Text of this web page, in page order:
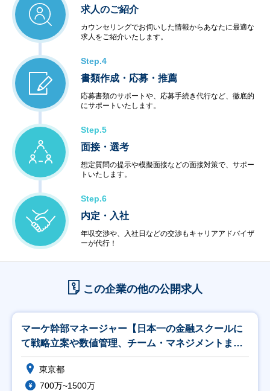
求人のご紹介
カウンセリングでお伺いした情報からあなたに最適な
求人をご紹介いたします。
Step.4
書類作成・応募・推薦
応募書類のサポートや、応募手続き代行など、徹底的
にサポートいたします。
Step.5
面接・選考
想定質問の提示や模擬面接などの面接対策で、サポー
トいたします。
Step.6
内定・入社
年収交渉や、入社日などの交渉もキャリアアドバイザ
ーが代行！
この企業の他の公開求人
マーケ幹部マネージャー【日本一の金融スクールに
て戦略立案や数値管理、チーム・マネジメントま
で】
東京都
700万~1500万